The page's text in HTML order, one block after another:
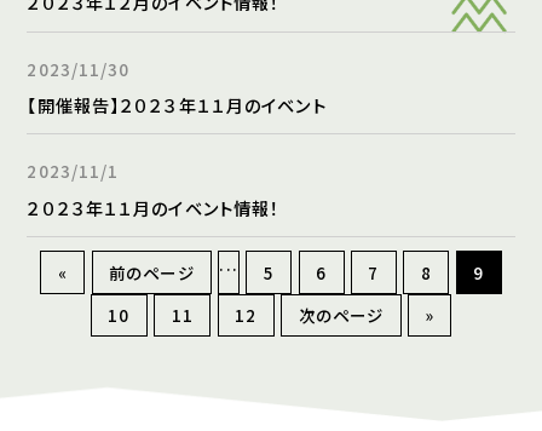
2023/11/30
【開催報告】２０２３年１１月のイベント
2023/11/1
２０２３年１１月のイベント情報！
« 前のページ ... 5 6 7 8
9
10
11 12 次のページ »